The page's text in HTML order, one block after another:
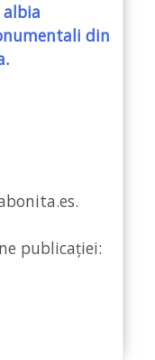
din
.
publicației: